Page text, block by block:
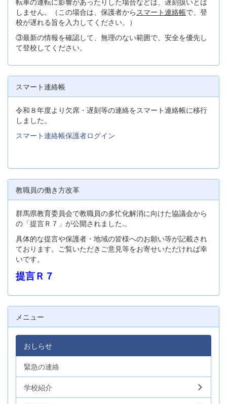
しません。（この場合は、保護者から スマート連絡帳で、登
校が遅れる旨を入力してください。）
③最新の情報を確認して、無理のない範囲で、安全を優先し
て登校してください。
スマート連絡帳
令和８年度より欠席・遅刻等の連絡をスマート連絡帳に移行
しました。
スマート連絡帳保護者ログイン
教職員の働き方改革
群馬県教育委員会で教職員の多忙化解消に向けた協議会から
の「提言Ｒ７」が公開されました.。
具体的な提言や保護者・地域の皆様へのお願い等が記載され
ております。ご覧いただきご意見等をお寄せいただければ幸
いです。
提言Ｒ７
メニュー
おしらせ
緊急の連絡
学校紹介